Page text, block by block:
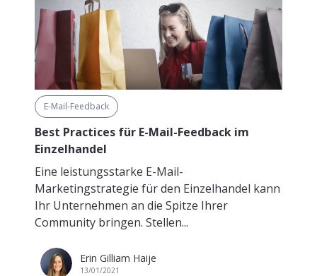
E-Mail-Feedback
Best Practices für E-Mail-Feedback im
Einzelhandel
Eine leistungsstarke E-Mail-
Marketingstrategie für den Einzelhandel kann
Ihr Unternehmen an die Spitze Ihrer
Community bringen. Stellen...
Erin Gilliam Haije
13/01/2021